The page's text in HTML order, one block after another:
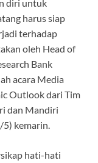
diri untuk
harus siap
terhadap
oleh Head of
Bank
acara Media
Outlook dari Tim
dan Mandiri
5) kemarin.
hati-hati